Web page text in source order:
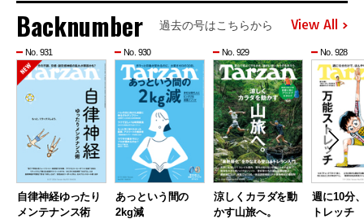
Backnumber 過去の号はこちらから View All
No. 931
自律神経ゆったり
メンテナンス術
No. 930
あっという間の
2kg減
No. 929
涼しくカラダを動
かす山旅へ。
No. 928
週に10分
トレッチ